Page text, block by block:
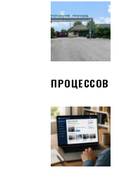
ПРОЦЕССОВ